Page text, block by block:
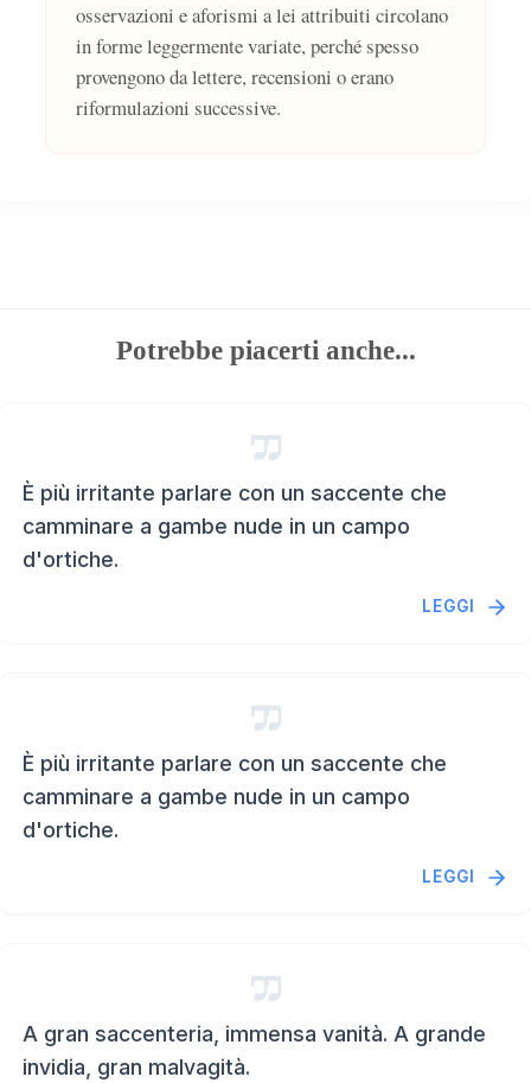
osservazioni e aforismi a lei attribuiti circolano
in forme leggermente variate, perché spesso
provengono da lettere, recensioni o erano
riformulazioni successive.
Potrebbe piacerti anche...
È più irritante parlare con un saccente che
camminare a gambe nude in un campo
d'ortiche.
LEGGI
È più irritante parlare con un saccente che
camminare a gambe nude in un campo
d'ortiche.
LEGGI
A gran saccenteria, immensa vanità. A grande
invidia, gran malvagità.